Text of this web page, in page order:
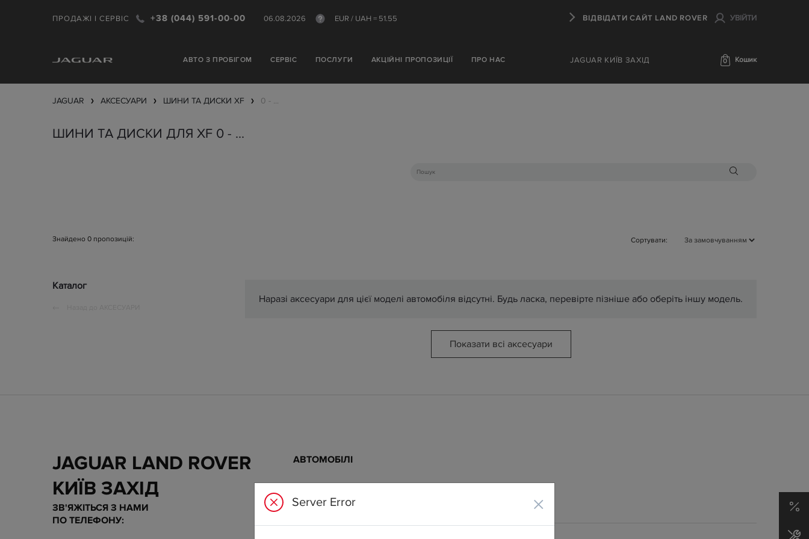
ПРОДАЖІ І СЕРВІС +38 (044) 591-00-00 06.08.2026 EUR / UAH = 51.55 ВІДВІДАТИ САЙТ LAND ROVER УВІЙТИ
АВТО З ПРОБІГОМ СЕРВІС ПОСЛУГИ АКЦІЙНІ ПРОПОЗИЦІЇ ПРО НАС JAGUAR КИЇВ ЗАХІД 0 Кошик
JAGUAR ❯ АКСЕСУАРИ ❯ ШИНИ ТА ДИСКИ XF ❯ 0 - ...
ШИНИ ТА ДИСКИ ДЛЯ XF 0 - ...
Знайдено 0 пропозицій: Сортувати:
Каталог
Наразі аксесуари для цієї моделі автомобіля відсутні. Будь ласка, перевірте пізніше або оберіть іншу модель.
Показати всі аксесуари
JAGUAR LAND ROVER
КИЇВ ЗАХІД
ЗВ'ЯЖІТЬСЯ З НАМИ
ПО ТЕЛЕФОНУ:
АВТОМОБІЛІ
Server Error ×